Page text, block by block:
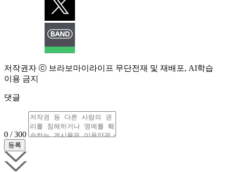
저작권자 ⓒ 브라보마이라이프 무단전재 및 재배포, AI학습
이용 금지
댓글
0 / 300